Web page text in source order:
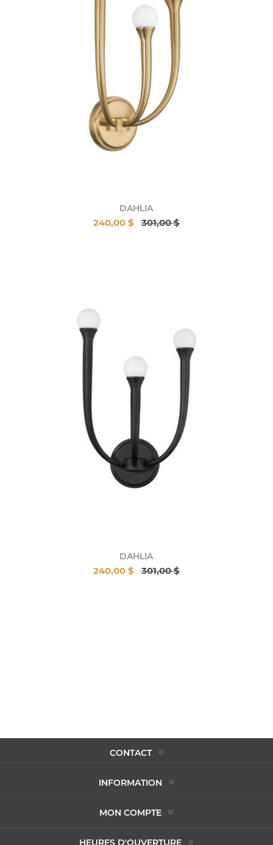
DAHLIA
240,00 $ 301,00 $
DAHLIA
240,00 $ 301,00 $
CONTACT
INFORMATION
MON COMPTE
HEURES D'OUVERTURE